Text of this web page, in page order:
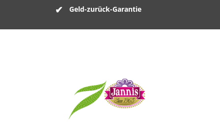
Geld-zurück-Garantie